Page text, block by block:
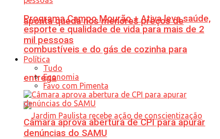
aponta queda nos menores preços de
combustíveis e do gás de cozinha para
entrega
Programa Campo Mourão + Ativa leva saúde,
esporte e qualidade de vida para mais de 2
mil pessoas
Política
Tudo
Economia
Favo com Pimenta
Câmara aprova abertura de CPI para apurar
denúncias do SAMU